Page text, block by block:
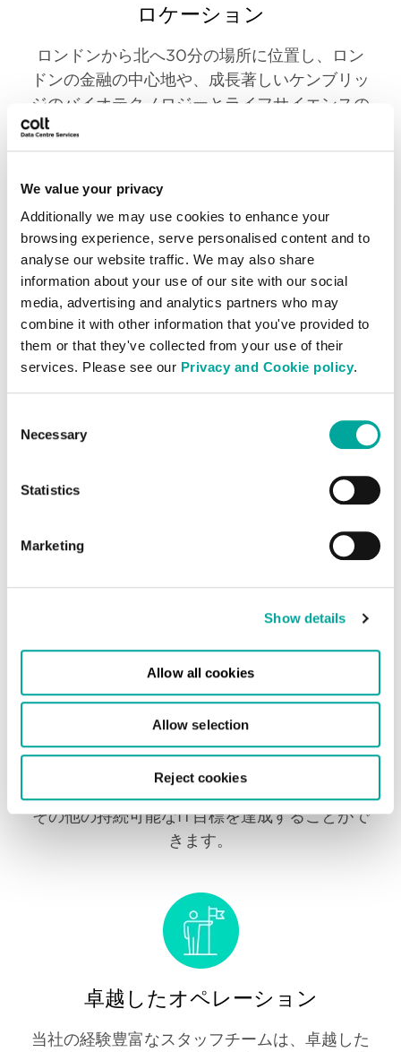
We value your privacy
Additionally we may use cookies to enhance your
browsing experience, serve personalised content and to
analyse our website traffic. We may also share
information about your use of our site with our social
media, advertising and analytics partners who may
combine it with other information that you've provided to
them or that they've collected from your use of their
services. Please see our Privacy and Cookie policy.
Selection
Necessary
Statistics
Marketing
Show details
Allow all cookies
Allow selection
Reject cookies
ロケーション
ロンドンから北へ30分の場所に位置し、ロン
ドンの金融の中心地や、成長著しいケンブリッ
ジのバイオテクノロジーとライフサイエンスの
中心地へも、道路と鉄道で簡単にアクセスでき
ます。 複数の通信事業者が、ドックランズや
センターハブへの、弾力性がありレイテンシー
が最適化されたファイバールートオプションを
提供しています。
このサイトは100%キャリアニュートラルで、
お客様に複数のネットワークおよびクラウド接
続オプションを提供し、より優れたコスト効
サステナビリティ
再生可能エネルギーを使用して運営され、さま
ざまなグリーンイニシアチブを遵守すること
で、二酸化炭素排出量を最小限に抑え、同時に
その他の持続可能なIT目標を達成することがで
きます。
卓越したオペレーション
当社の経験豊富なスタッフチームは、卓越した